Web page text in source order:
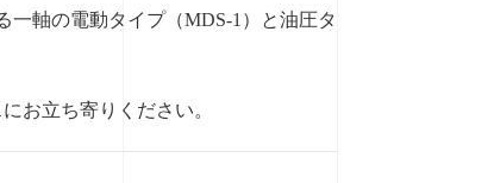
軸の電動タイプ（MDS-1）と油圧タ
お立ち寄りください。